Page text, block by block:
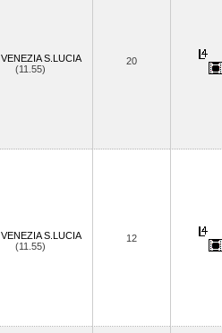
VENEZIA S.LUCIA
(11.55)
20
VENEZIA S.LUCIA
(11.55)
12